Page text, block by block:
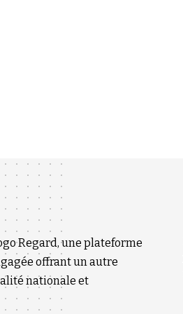
Regard, une plateforme
offrant un autre
nationale et